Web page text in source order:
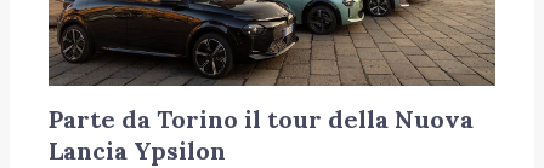
Parte da Torino il tour della Nuova
Lancia Ypsilon